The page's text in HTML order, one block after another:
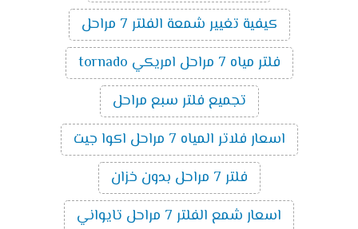
كيفية تغيير شمعة الفلتر 7 مراحل
فلتر مياه 7 مراحل امريكي tornado
تجميع فلتر سبع مراحل
اسعار فلاتر المياه 7 مراحل اكوا جيت
فلتر 7 مراحل بدون خزان
اسعار شمع الفلتر 7 مراحل تايواني